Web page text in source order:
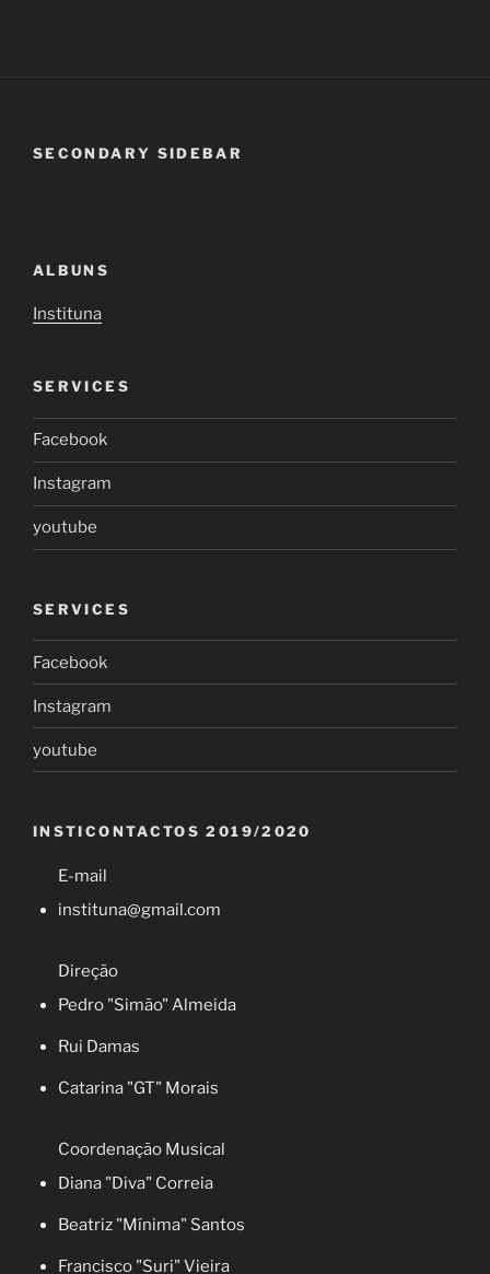
SECONDARY SIDEBAR
ALBUNS
Instituna
SERVICES
Facebook
Instagram
youtube
SERVICES
Facebook
Instagram
youtube
INSTICONTACTOS 2019/2020
E-mail
instituna@gmail.com
Direção
Pedro "Simão" Almeida
Rui Damas
Catarina "GT" Morais
Coordenação Musical
Diana "Diva" Correia
Beatriz "Mínima" Santos
Francisco "Suri" Vieira